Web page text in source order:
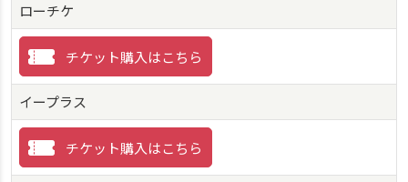
ローチケ
チケット購入はこちら
イープラス
チケット購入はこちら